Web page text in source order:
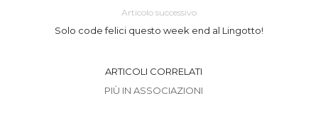
Articolo successivo
Solo code felici questo week end al Lingotto!
ARTICOLI CORRELATI
PIÙ IN ASSOCIAZIONI